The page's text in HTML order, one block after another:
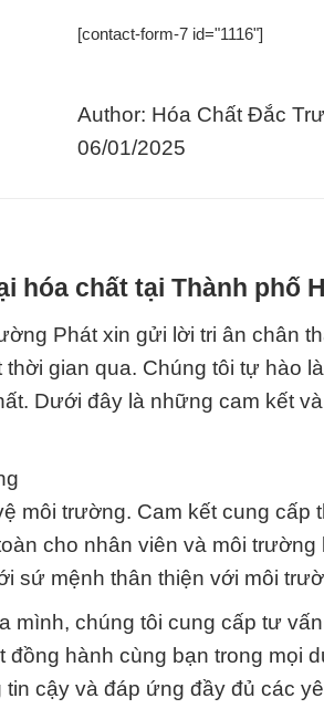
[contact-form-7 id="1116"]
Author: Hóa Chất Đắc
06/01/2025
hóa chất tại Thành phố
Phát xin gửi lời tri ân chân
gian qua. Chúng tôi tự hào
Dưới đây là những cam kết
môi trường. Cam kết cung cấp
cho nhân viên và môi trường
sứ mệnh thân thiện với môi
chúng tôi cung cấp tư
hành cùng bạn trong mọi
cậy và đáp ứng đầy đủ các